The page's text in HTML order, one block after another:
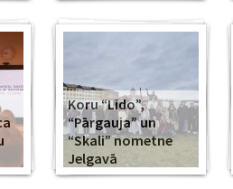
Koru “Lido”,
“Pārgauja” un
“Skali” nometne
Jelgavā